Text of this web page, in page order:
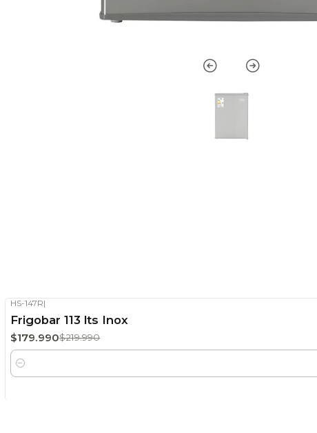
OFF
Stock disponible
HS-147R|
Frigobar 113 lts Inox
$179.990$219.990
Cantidad